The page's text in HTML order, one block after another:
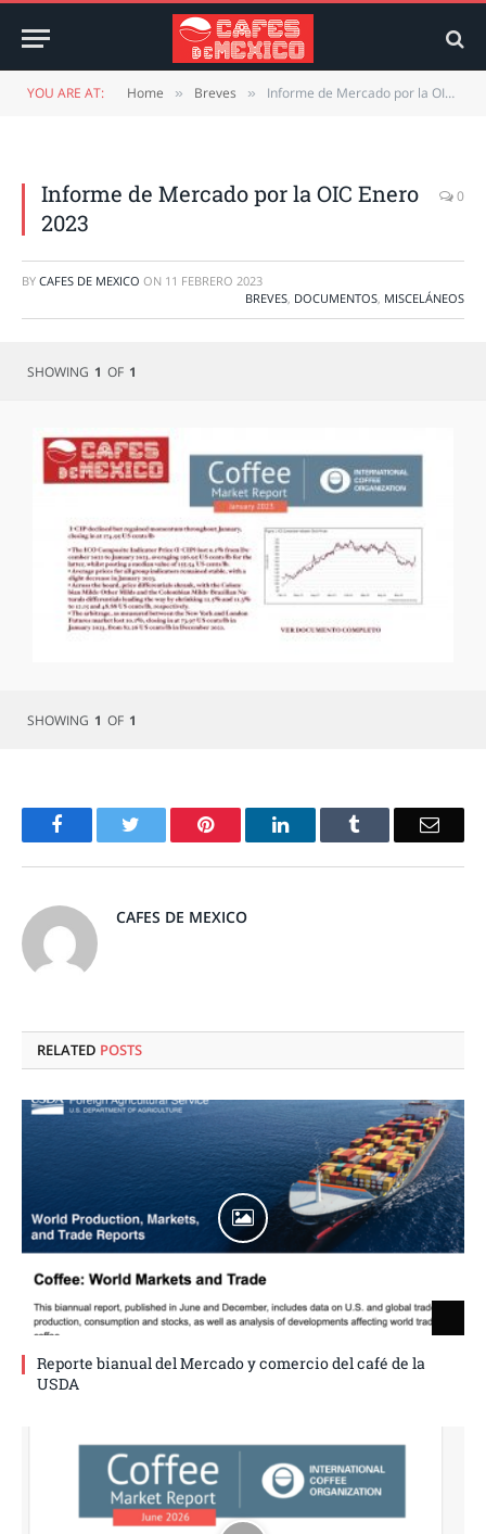
YOU ARE AT: Home » Breves » Informe de Mercado por la OIC Enero 2023
Informe de Mercado por la OIC Enero
2023
0
BY CAFES DE MEXICO ON 11 FEBRERO 2023
BREVES, DOCUMENTOS, MISCELÁNEOS
SHOWING 1 OF 1
SHOWING 1 OF 1
Facebook Pinterest LinkedIn Email
CAFES DE MEXICO
RELATED POSTS
Reporte bianual del Mercado y comercio del café de la
USDA